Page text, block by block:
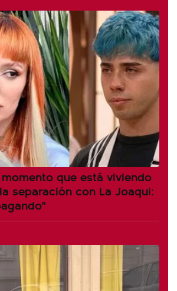
que está viviendo
separación con La Joaqui: